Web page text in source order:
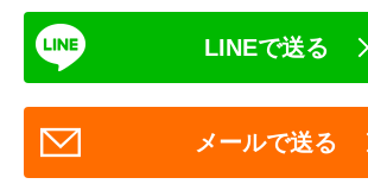
LINEで送る
メールで送る